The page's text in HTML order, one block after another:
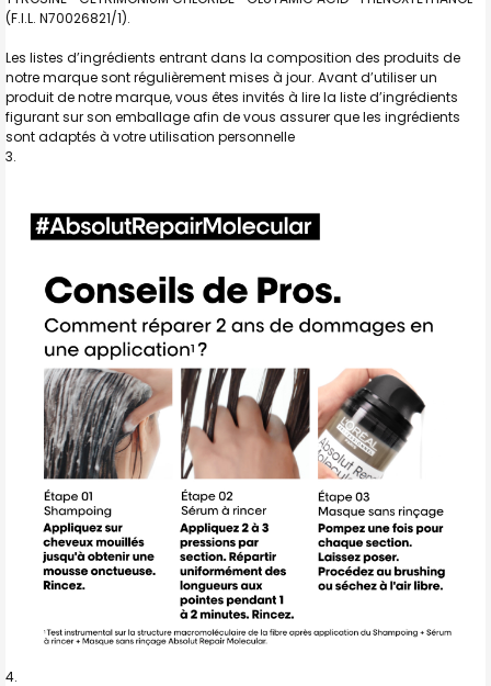
(F.I.L. N70026821/1).
Les listes d’ingrédients entrant dans la composition des produits de
notre marque sont régulièrement mises à jour. Avant d’utiliser un
produit de notre marque, vous êtes invités à lire la liste d’ingrédients
figurant sur son emballage afin de vous assurer que les ingrédients
sont adaptés à votre utilisation personnelle